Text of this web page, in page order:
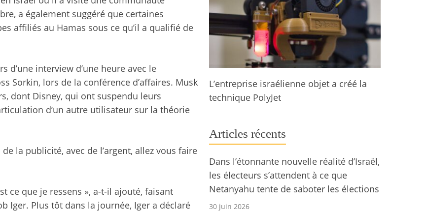
a également suggéré que certaines
affiliés au Hamas sous ce qu’il a qualifié de
d’une interview d’une heure avec le
Sorkin, lors de la conférence d’affaires. Musk
dont Disney, qui ont suspendu leurs
d’un autre utilisateur sur la théorie
la publicité, avec de l’argent, allez vous faire
ce que je ressens », a-t-il ajouté, faisant
Iger. Plus tôt dans la journée, Iger a déclaré
L’entreprise israélienne objet a créé la
technique PolyJet
Articles récents
Dans l’étonnante nouvelle réalité d’Israël,
les électeurs s’attendent à ce que
Netanyahu tente de saboter les élections
30 juin 2026